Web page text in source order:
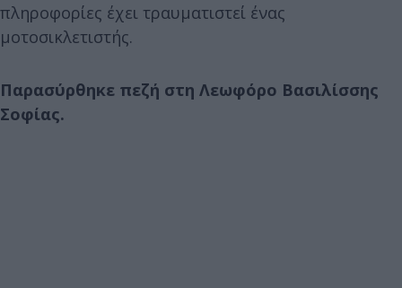
πληροφορίες έχει τραυματιστεί ένας
μοτοσικλετιστής.
Παρασύρθηκε πεζή στη Λεωφόρο Βασιλίσσης
Σοφίας.